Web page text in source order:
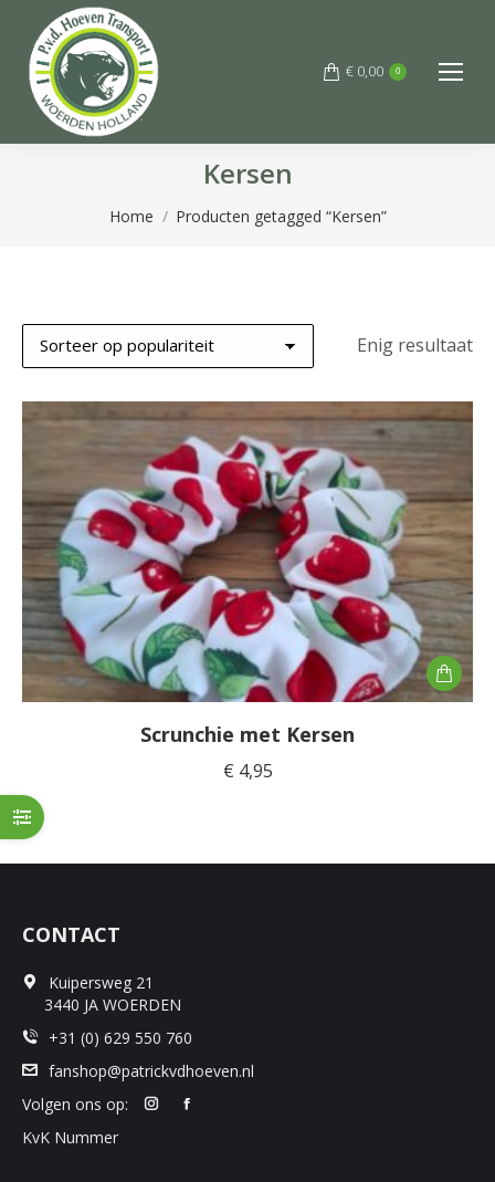
€ 0,00 0
Kersen
Je bent hier:
Home Producten getagged “Kersen”
Enig resultaat
Scrunchie met Kersen
€ 4,95
CONTACT
Kuipersweg 21
3440 JA WOERDEN
+31 (0) 629 550 760
fanshop@patrickvdhoeven.nl
Volgen ons op:
KvK Nummer